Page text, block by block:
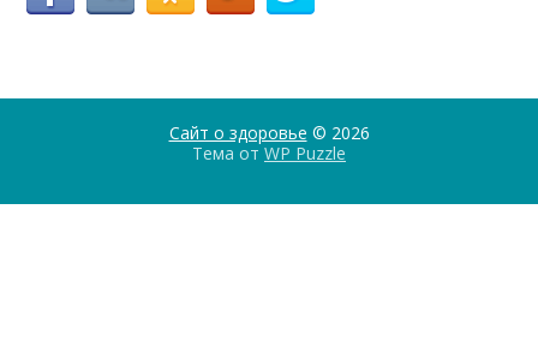
Сайт о здоровье © 2026
Тема от WP Puzzle